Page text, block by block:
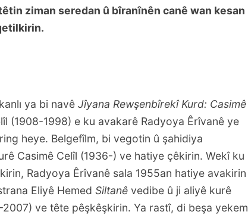
ziman seredan û bîranînên canê wan kesan
ya bi navê Jîyana Rewşenbîrekî Kurd: Casimê
(1908-1998) e ku avakarê Radyoya Êrîvanê ye
heye. Belgefîlm, bi vegotin û şahidiya
Casimê Celîl (1936-) ve hatiye çêkirin. Wekî ku
Radyoya Êrîvanê sala 1955an hatiye avakirin
Eliyê Hemed Siltanê vedibe û ji aliyê kurê
ve tête pêşkêşkirin. Ya rastî, di beşa yekem